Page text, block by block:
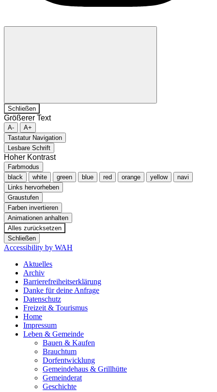
Schließen
Größerer Text
A-
A+
Tastatur Navigation
Lesbare Schrift
Hoher Kontrast
Farbmodus
black
white green blue red orange yellow
navi
Links hervorheben
Graustufen
Farben invertieren
Animationen anhalten
Alles zurücksetzen
Schließen
Accessibility by WAH
Aktuelles
Archiv
Barrierefreiheitserklärung
Danke für deine Anfrage
Datenschutz
Freizeit & Tourismus
Home
Impressum
Leben & Gemeinde
Bauen & Kaufen
Brauchtum
Dorfentwicklung
Gemeindehaus & Grillhütte
Gemeinderat
Geschichte